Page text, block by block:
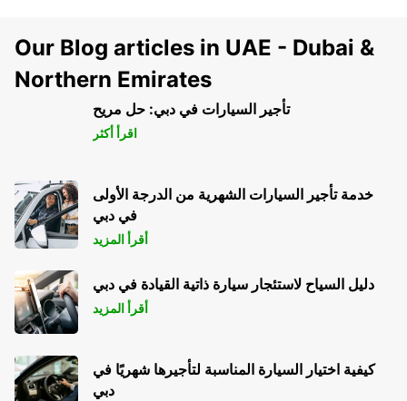
Our Blog articles in UAE - Dubai &
Northern Emirates
تأجير السيارات في دبي: حل مريح
اقرأ أكثر
خدمة تأجير السيارات الشهرية من الدرجة الأولى
في دبي
أقرأ المزيد
دليل السياح لاستئجار سيارة ذاتية القيادة في دبي
أقرأ المزيد
كيفية اختيار السيارة المناسبة لتأجيرها شهريًا في
دبي